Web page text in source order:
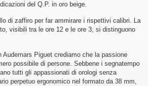
del Q.P. in oro beige.
di zaffiro per far ammirare i rispettivi calibri. La
visibili tra le ore 12 e le ore 3, si distinguono
Audemars Piguet crediamo che la passione
possibile di persone. Sebbene i segnatempo
tutti gli appassionati di orologi senza
perpetuo ergonomico nel formato da 38 mm,